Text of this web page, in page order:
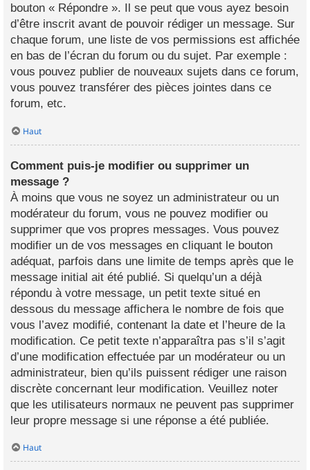
bouton « Répondre ». Il se peut que vous ayez besoin
d’être inscrit avant de pouvoir rédiger un message. Sur
chaque forum, une liste de vos permissions est affichée
en bas de l’écran du forum ou du sujet. Par exemple :
vous pouvez publier de nouveaux sujets dans ce forum,
vous pouvez transférer des pièces jointes dans ce
forum, etc.
Haut
Comment puis-je modifier ou supprimer un
message ?
À moins que vous ne soyez un administrateur ou un
modérateur du forum, vous ne pouvez modifier ou
supprimer que vos propres messages. Vous pouvez
modifier un de vos messages en cliquant le bouton
adéquat, parfois dans une limite de temps après que le
message initial ait été publié. Si quelqu’un a déjà
répondu à votre message, un petit texte situé en
dessous du message affichera le nombre de fois que
vous l’avez modifié, contenant la date et l’heure de la
modification. Ce petit texte n’apparaîtra pas s’il s’agit
d’une modification effectuée par un modérateur ou un
administrateur, bien qu’ils puissent rédiger une raison
discrète concernant leur modification. Veuillez noter
que les utilisateurs normaux ne peuvent pas supprimer
leur propre message si une réponse a été publiée.
Haut